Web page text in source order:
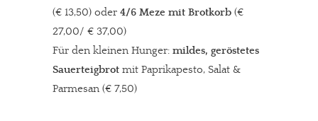
(€ 13,50) oder 4/6 Meze mit Brotkorb (€
27,00/ € 37,00)
Für den kleinen Hunger: mildes, geröstetes
Sauerteigbrot mit Paprikapesto, Salat &
Parmesan (€ 7,50)